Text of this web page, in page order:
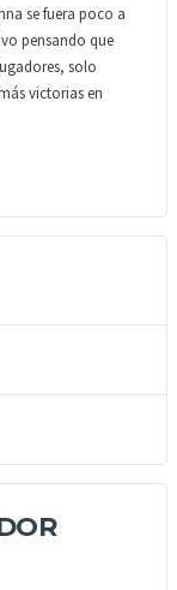
se fuera poco a
pensando que
solo
victorias en